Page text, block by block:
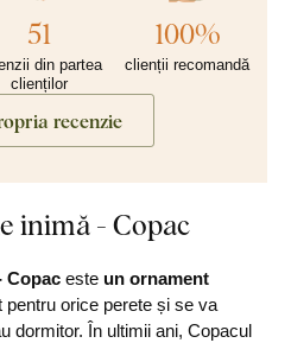
51
din partea
clienților
100%
clienții recomandă
recenzie
inimă - Copac
Copac este un ornament
pentru orice perete și se va
dormitor. În ultimii ani, Copacul